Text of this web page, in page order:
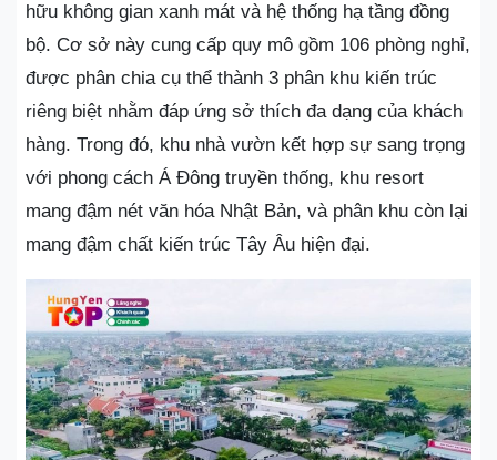
hữu không gian xanh mát và hệ thống hạ tầng đồng
bộ. Cơ sở này cung cấp quy mô gồm 106 phòng nghỉ,
được phân chia cụ thể thành 3 phân khu kiến trúc
riêng biệt nhằm đáp ứng sở thích đa dạng của khách
hàng. Trong đó, khu nhà vườn kết hợp sự sang trọng
với phong cách Á Đông truyền thống, khu resort
mang đậm nét văn hóa Nhật Bản, và phân khu còn lại
mang đậm chất kiến trúc Tây Âu hiện đại.